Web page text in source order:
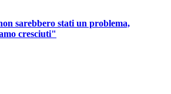
sarebbero stati un problema,
cresciuti"